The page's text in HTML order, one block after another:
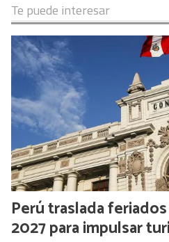
Te puede interesar
Perú traslada
2027 para impulsar